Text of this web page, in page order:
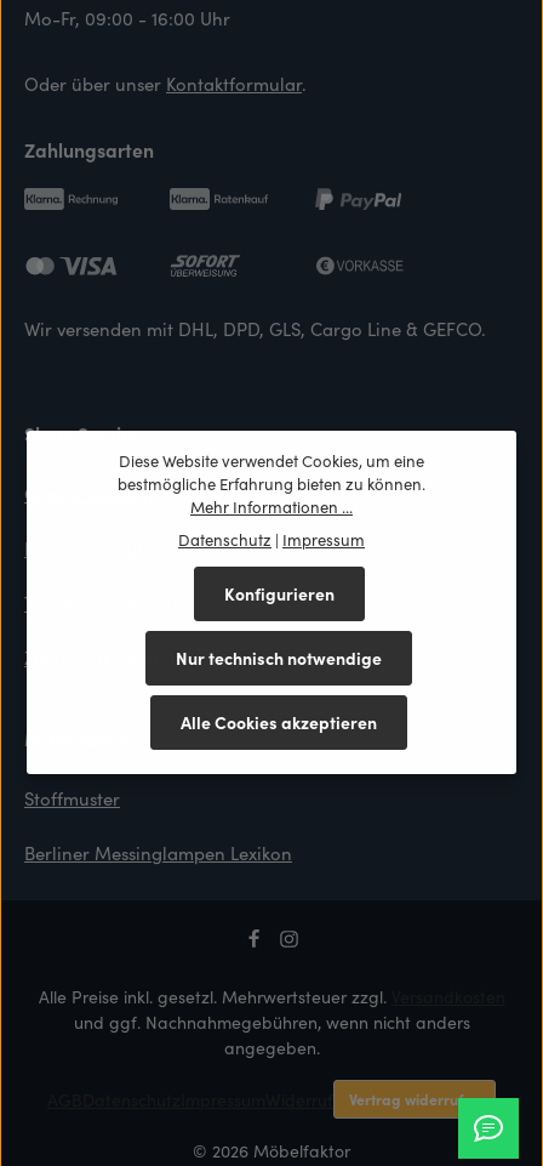
Mo-Fr, 09:00 - 16:00 Uhr
Oder über unser Kontaktformular.
Zahlungsarten
Wir versenden mit DHL, DPD, GLS, Cargo Line & GEFCO.
Shop-Service
Cookie Consent
Kontaktformular
Top-Preis Garantie
Zahlung & Versand
Materialien
Stoffmuster
Berliner Messinglampen Lexikon
Alle Preise inkl. gesetzl. Mehrwertsteuer zzgl.
und ggf. Nachnahmegebühren, wenn nicht anders
angegeben.
© 2026 Möbelfaktor
Vertrag widerrufen
Diese Website verwendet Cookies, um eine
bestmögliche Erfahrung bieten zu können.
Mehr Informationen ...
Datenschutz | Impressum
Nur technisch notwendige
Konfigurieren
Alle Cookies akzeptieren